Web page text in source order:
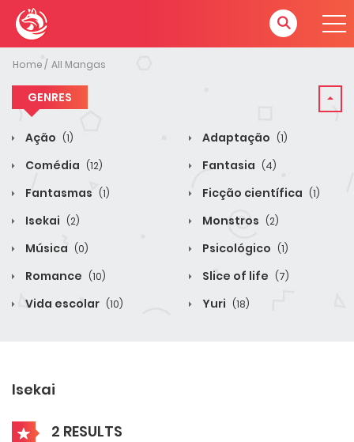
Home All Mangas
GENRES
Ação (1) Adaptação (1)
Comédia (12) Fantasia (4)
Fantasmas (1) Ficção científica (1)
Isekai (2) Monstros (2)
Música (0) Psicológico (1)
Romance (10) Slice of life (7)
Vida escolar (10) Yuri (18)
Isekai
2 RESULTS